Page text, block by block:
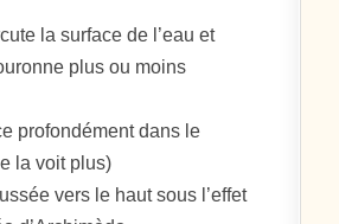
la surface de l’eau et
plus ou moins
profondément dans le
la voit plus)
vers le haut sous l’effet